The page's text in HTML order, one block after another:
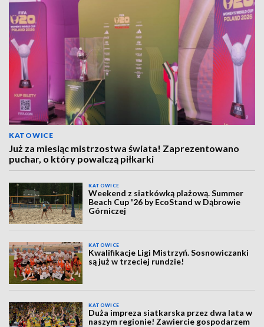
KATOWICE
Już za miesiąc mistrzostwa świata! Zaprezentowano
puchar, o który powalczą piłkarki
KATOWICE
Weekend z siatkówką plażową. Summer
Beach Cup '26 by EcoStand w Dąbrowie
Górniczej
KATOWICE
Kwalifikacje Ligi Mistrzyń. Sosnowiczanki
są już w trzeciej rundzie!
KATOWICE
Duża impreza siatkarska przez dwa lata w
naszym regionie! Zawiercie gospodarzem